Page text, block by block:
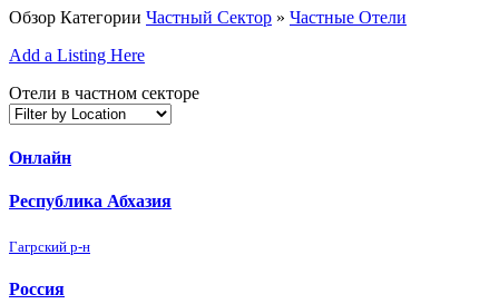
Обзор Категории Частный Сектор » Частные Отели
Add a Listing Here
Отели в частном секторе
Онлайн
Республика Абхазия
Гагрский р-н
Россия